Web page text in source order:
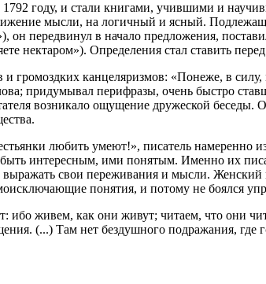
году, и стали книгами, учившими и
мысли, на логичный и ясный.
он передвинул в начало предложения,
нектаром»). Определения стал ставить
громоздких канцеляризмов: «Понеже, в
придумывал перифразы, очень быстро
возникало ощущение дружеской
любить умеют!», писатель намеренно
интересным, ими понятым. Именно их
свои переживания и мысли.
понятия, и потому не боялся
живем, как они живут; читаем, что они
(...) Там нет бездушного подражания,